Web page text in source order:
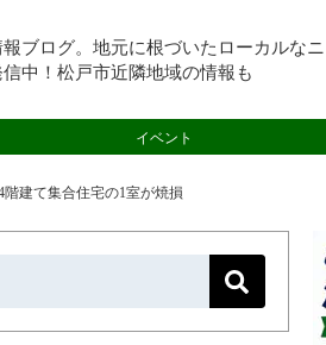
ブログ。地元に根づいたローカルな
中！松戸市近隣地域の情報も
イベント
建て集合住宅の1室が焼損